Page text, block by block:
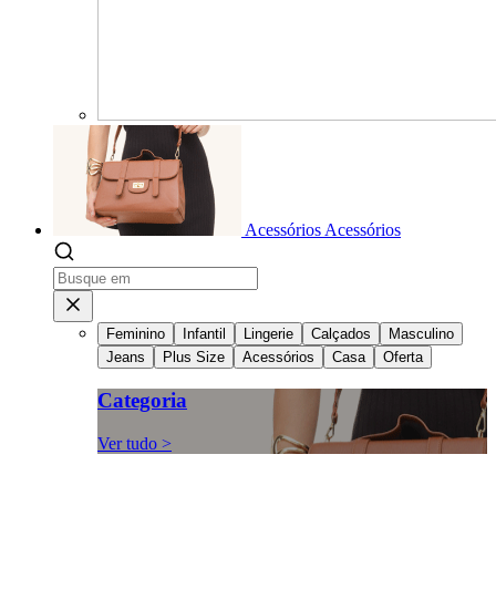
Acessórios Acessórios
Feminino Infantil Lingerie Calçados
Masculino
Jeans
Plus Size Acessórios Casa Oferta
Categoria
Ver tudo >